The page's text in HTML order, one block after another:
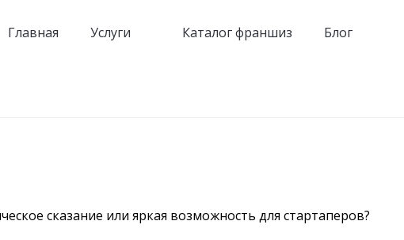
Главная Услуги Каталог франшиз Блог
сказание или яркая возможность для стартаперов?